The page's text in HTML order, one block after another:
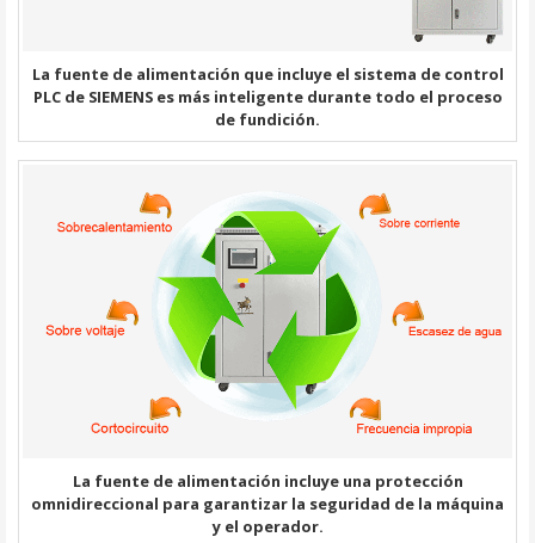
La fuente de alimentación que incluye el sistema de control
PLC de SIEMENS es más inteligente durante todo el proceso
de fundición.
La fuente de alimentación incluye una protección
omnidireccional para garantizar la seguridad de la máquina
y el operador.